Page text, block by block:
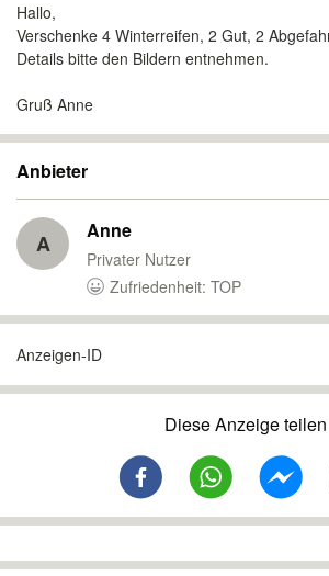
Hallo,
Verschenke 4 Winterreifen, 2 Gut, 2
Details bitte den Bildern entnehmen.
Gruß Anne
Anbieter
A Anne
Privater Nutzer
Zufriedenheit: TOP
Anzeigen-ID
Diese Anzeige teilen